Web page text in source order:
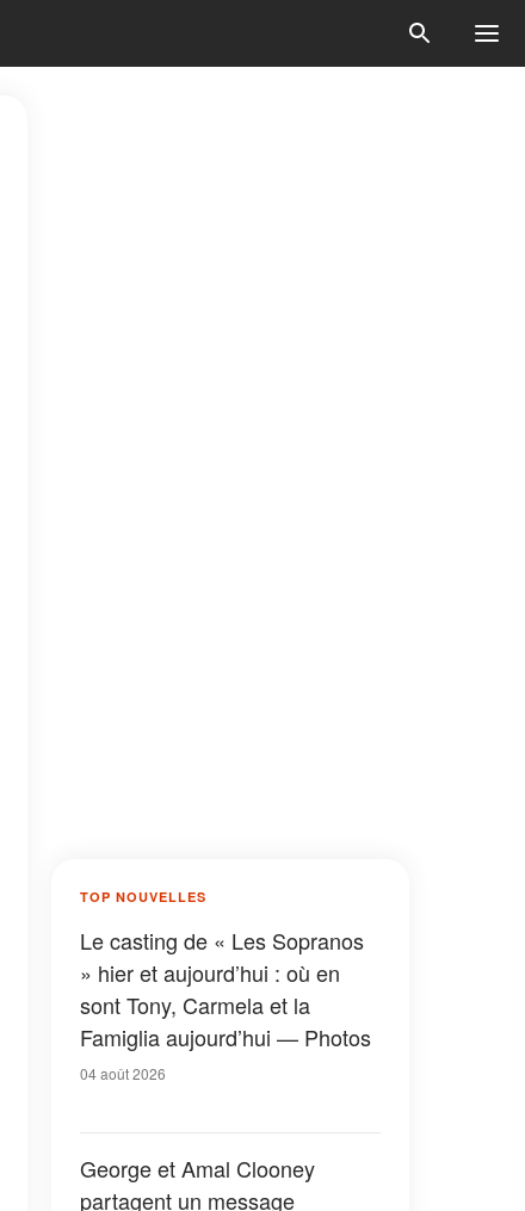
TOP NOUVELLES
Le casting de « Les Sopranos
» hier et aujourd’hui : où en
sont Tony, Carmela et la
Famiglia aujourd’hui — Photos
04 août 2026
George et Amal Clooney
partagent un message